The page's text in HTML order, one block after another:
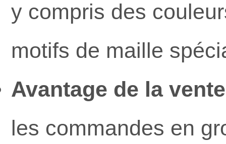
y compris des
motifs de maille
Avantage de la
les commandes en